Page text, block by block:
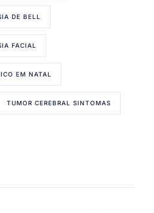
DE BELL
FACIAL
EM NATAL
TUMOR CEREBRAL SINTOMAS